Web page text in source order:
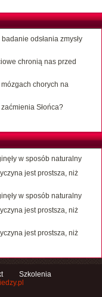
odsłania zmysły
chronią nas przed
chorych na
Słońca?
w sposób naturalny
jest prostsza, niż
w sposób naturalny
jest prostsza, niż
jest prostsza, niż
Szkolenia